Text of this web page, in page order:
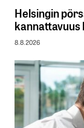
Helsingin
kannattavuus
8.8.2026